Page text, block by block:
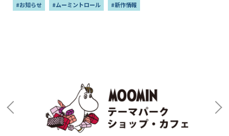
#お知らせ
#ムーミントロール #新作情報